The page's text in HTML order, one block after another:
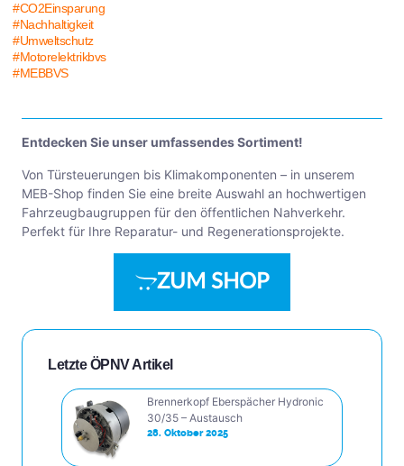
#CO2Einsparung
#Nachhaltigkeit
#Umweltschutz
#Motorelektrikbvs
#MEBBVS
Entdecken Sie unser umfassendes Sortiment!
Von Türsteuerungen bis Klimakomponenten – in unserem
MEB-Shop finden Sie eine breite Auswahl an hochwertigen
Fahrzeugbaugruppen für den öffentlichen Nahverkehr.
Perfekt für Ihre Reparatur- und Regenerationsprojekte.
ZUM SHOP
Letzte ÖPNV Artikel
Brennerkopf Eberspächer Hydronic
30/35 – Austausch
28. Oktober 2025